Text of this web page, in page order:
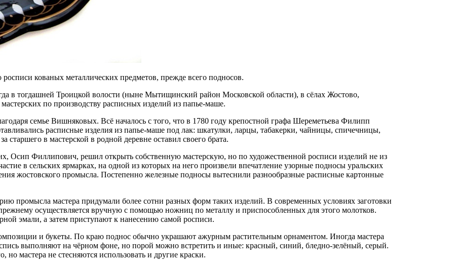
кованых металлических предметов, прежде всего подносов.
в тогдашней Троицкой волости (ныне Мытищинский район Московской области), в сёлах Жостово,
по производству расписных изделий из папье-маше.
семье Вишняковых. Всё началось с того, что в 1780 году крепостной графа Шереметьева Филипп
расписные изделия из папье-маше под лак: шкатулки, ларцы, табакерки, чайницы, спичечницы,
в мастерской в родной деревне оставил своего брата.
Осип Филлипович, решил открыть собственную мастерскую, но по художественной росписи изделий не из
в сельских ярмарках, на одной из которых на него произвели впечатление узорные подносы уральских
жостовского промысла. Постепенно железные подносы вытеснили разнообразные расписные картонные
промысла мастера придумали более сотни разных форм таких изделий. В современных условиях заготовки
осуществляется вручную с помощью ножниц по металлу и приспособленных для этого молотков.
эмали, а затем приступают к нанесению самой росписи.
и букеты. По краю поднос обычно украшают ажурным растительным орнаментом. Иногда мастера
выполняют на чёрном фоне, но порой можно встретить и иные: красный, синий, бледно-зелёный, серый.
но мастера не стесняются использовать и другие краски.